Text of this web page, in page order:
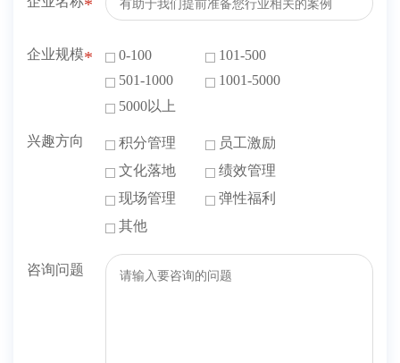
企业规模 0-100
101-500
501-1000
1001-5000
5000以上
兴趣方向 积分管理
员工激励
文化落地
绩效管理
现场管理
弹性福利
其他
咨询问题